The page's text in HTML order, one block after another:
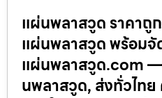
แผ่นพลาสวูด ราคาถู
แผ่นพลาสวูด พร้อมจั
แผ่นพลาสวูด.com
นพลาสวูด, ส่งทั่วไท